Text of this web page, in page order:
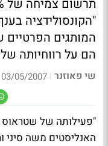
"הקונסולידציה
המותגים
הם על רווחיותה
שי פאוזנר |
03/05/2007 08:50
"פעילותה של שטראוס
האנליסטים משה סיני